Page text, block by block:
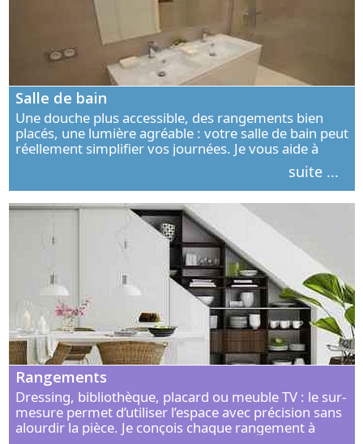
Salle de bain
Une douche plus accessible, des rangements bien
placés, une lumière agréable : votre salle de bain peut
réellement simplifier vos journées. Je vous aide à
concevoir un espace élégant, confortable et adapté à
suite ...
Rangements
Dressing, bibliothèque, placard ou meuble TV : le sur-
mesure permet d’utiliser l’espace avec précision sans
alourdir la pièce. Je conçois chaque rangement à